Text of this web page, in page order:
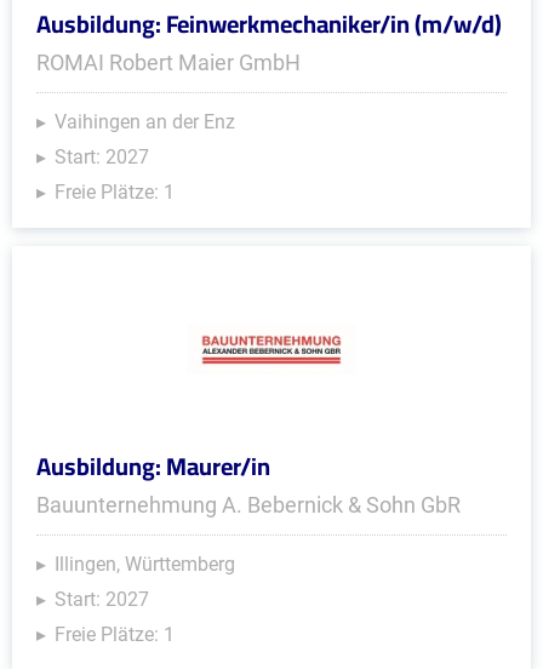
Ausbildung: Feinwerkmechaniker/in (m/w/d)
ROMAI Robert Maier GmbH
Vaihingen an der Enz
Start: 2027
Freie Plätze: 1
Ausbildung: Maurer/in
Bauunternehmung A. Bebernick & Sohn GbR
Illingen, Württemberg
Start: 2027
Freie Plätze: 1